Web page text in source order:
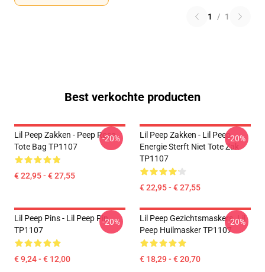
1 / 1
Best verkochte producten
Lil Peep Zakken - Peep Rose
Tote Bag TP1107
€ 22,95 - € 27,55
-20%
Lil Peep Zakken - Lil Peep
Energie Sterft Niet Tote Zak
TP1107
€ 22,95 - € 27,55
-20%
Lil Peep Pins - Lil Peep Pin
TP1107
€ 9,24 - € 12,00
-20%
Lil Peep Gezichtsmaskers. Lil
Peep Huilmasker TP1107
€ 18,29 - € 20,70
-20%